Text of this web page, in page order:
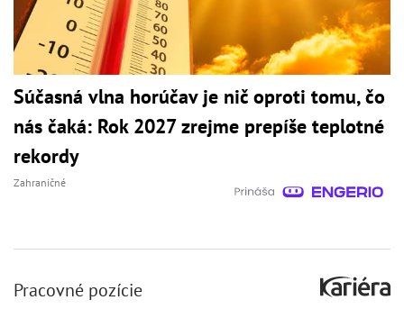
Súčasná vlna horúčav je nič oproti tomu, čo
nás čaká: Rok 2027 zrejme prepíše teplotné
rekordy
Zahraničné
Pracovné pozície